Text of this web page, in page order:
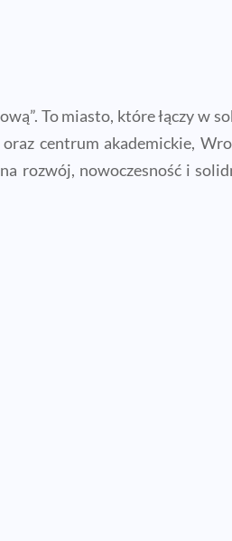
To miasto, które łączy w
centrum akademickie,
rozwój, nowoczesność i